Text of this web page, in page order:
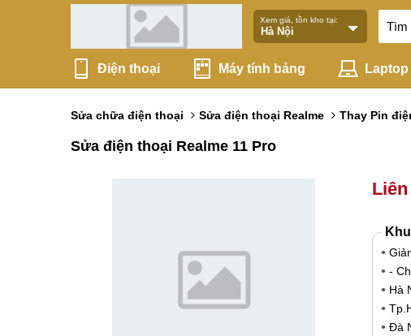
Xem giá, tồn kho tại:
Điện thoại Máy tính bảng Laptop
Sửa chữa điện thoại Sửa điện thoại Realme Thay Pin
Sửa điện thoại Realme 11 Pro
-
Hà
Đà